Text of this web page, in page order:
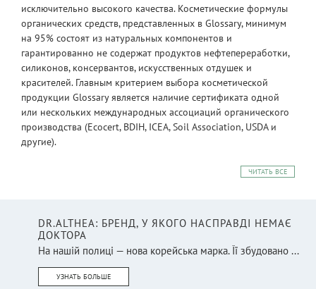
исключительно высокого качества. Косметические формулы
органических средств, представленных в Glossary, минимум
на 95% состоят из натуральных компонентов и
гарантированно не содержат продуктов нефтепереработки,
силиконов, консервантов, искусственных отдушек и
красителей. Главным критерием выбора косметической
продукции Glossary является наличие сертификата одной
или нескольких международных ассоциаций органического
производства (Ecocert, BDIH, ICEA, Soil Association, USDA и
другие).
ЧИТАТЬ ВСЕ
DR.ALTHEA: БРЕНД, У ЯКОГО НАСПРАВДІ НЕМАЄ
ДОКТОРА
На нашій полиці — нова корейська марка. Її збудовано ...
УЗНАТЬ БОЛЬШЕ